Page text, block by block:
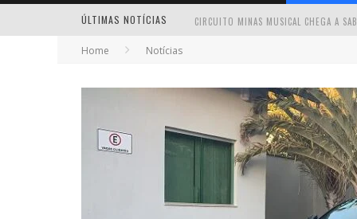
ÚLTIMAS NOTÍCIAS
MILTON GUEDES TRAZ TURNÊ
Home Notícias